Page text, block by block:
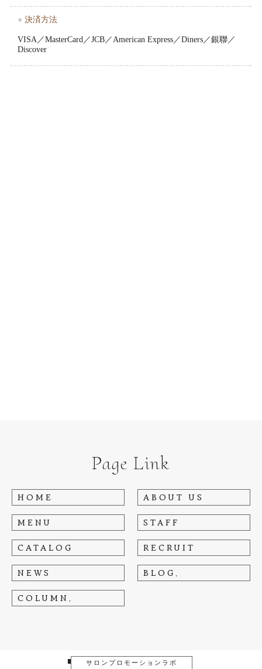
● 決済方法
VISA／MasterCard／JCB／American Express／Diners／銀聯／
Discover
Page Link
HOME ABOUT US
MENU STAFF
CATALOG RECRUIT
NEWS BLOG.
COLUMN.
■ サロンプロモーションラボ